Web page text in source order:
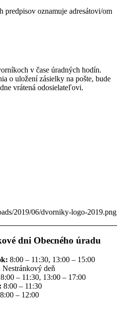
oznamuje adresátovi/om
v čase úradných hodín.
o uložení zásielky na pošte, bude
vrátená odosielateľovi.
2019/06/dvorniky-logo-2019.png
dni Obecného úradu
8:00 – 11:30, 13:00 – 15:00
Nestránkový deň
8:00 – 11:30, 13:00 – 17:00
8:00 – 11:30
8:00 – 12:00